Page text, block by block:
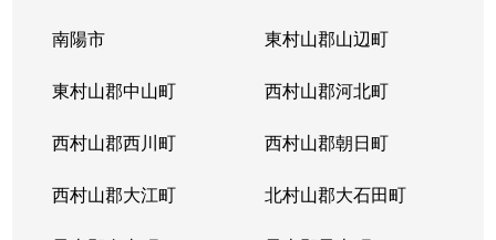
南陽市 東村山郡山辺町
東村山郡中山町 西村山郡河北町
西村山郡西川町 西村山郡朝日町
西村山郡大江町 北村山郡大石田町